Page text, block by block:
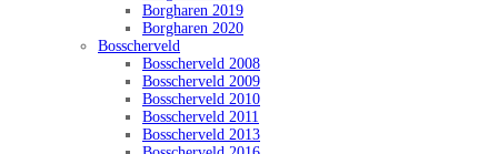
Borgharen 2019
Borgharen 2020
Bosscherveld
Bosscherveld 2008
Bosscherveld 2009
Bosscherveld 2010
Bosscherveld 2011
Bosscherveld 2013